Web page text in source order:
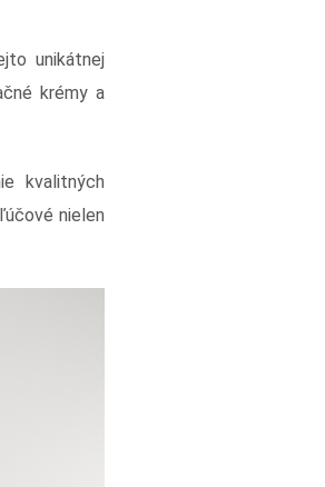
unikátnej
krémy a
kvalitných
nielen